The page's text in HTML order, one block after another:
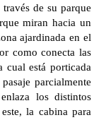
de su parque
miran hacia un
ajardinada en el
como conecta las
cual está porticada
parcialmente
los distintos
la cabina para